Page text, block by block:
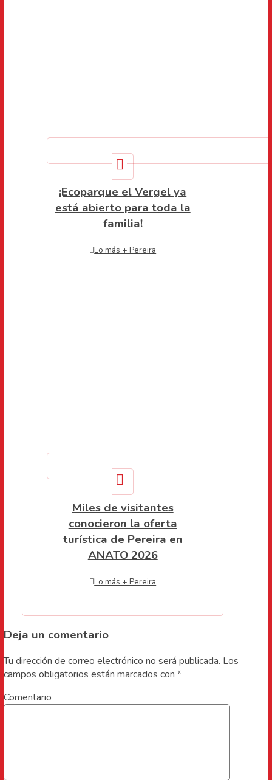
¡Ecoparque el Vergel ya
está abierto para toda la
familia!
Lo más + Pereira
Miles de visitantes
conocieron la oferta
turística de Pereira en
ANATO 2026
Lo más + Pereira
Deja un comentario
Tu dirección de correo electrónico no será publicada. Los
campos obligatorios están marcados con *
Comentario